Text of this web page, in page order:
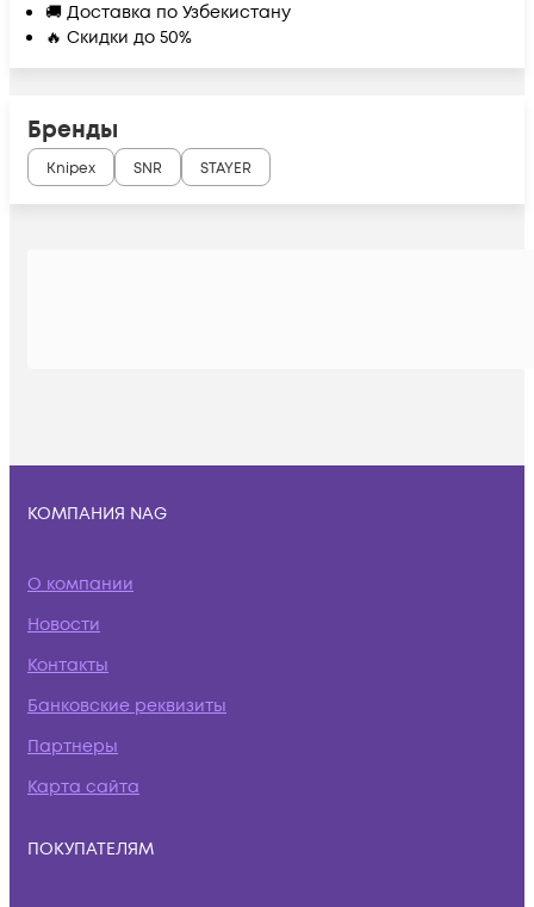
🚚 Доставка по Узбекистану
🔥 Скидки до 50%
Бренды
Knipex SNR STAYER
КОМПАНИЯ NAG
О компании
Новости
Контакты
Банковские реквизиты
Партнеры
Карта сайта
ПОКУПАТЕЛЯМ